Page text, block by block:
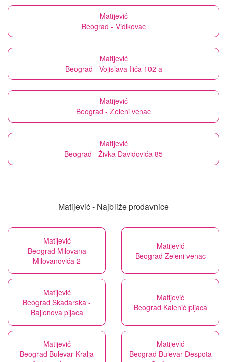
Matijević
Beograd - Vidikovac
Matijević
Beograd - Vojislava Ilića 102 a
Matijević
Beograd - Zeleni venac
Matijević
Beograd - Živka Davidovića 85
Matijević - Najbliže prodavnice
Matijević
Beograd Milovana
Milovanovića 2
Matijević
Beograd Zeleni venac
Matijević
Beograd Skadarska -
Bajlonova pijaca
Matijević
Beograd Kalenić pijaca
Matijević
Beograd Bulevar Kralja
Matijević
Beograd Bulevar Despota